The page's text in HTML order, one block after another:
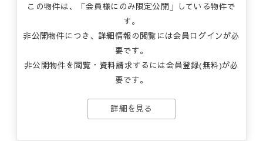
この物件は、「会員様にのみ限定公開」している物件で
す。
非公開物件につき、詳細情報の閲覧には会員ログインが必
要です。
非公開物件を閲覧・資料請求するには会員登録(無料)が必
要です。
詳細を見る